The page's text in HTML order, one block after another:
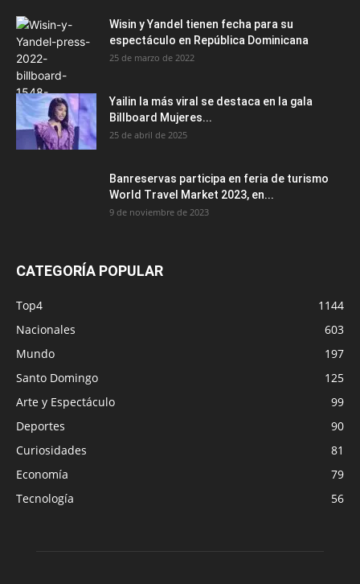
Wisin y Yandel tienen fecha para su
espectáculo en República Dominicana
25 de marzo de 2022
Yailin la más viral se destaca en la gala
Billboard Mujeres...
25 de abril de 2025
Banreservas participa en feria de turismo
World Travel Market 2023, en...
9 de noviembre de 2023
CATEGORÍA POPULAR
Top4
1144
Nacionales
603
Mundo
197
Santo Domingo
125
Arte y Espectáculo
99
Deportes
90
Curiosidades
81
Economía
79
Tecnología
56